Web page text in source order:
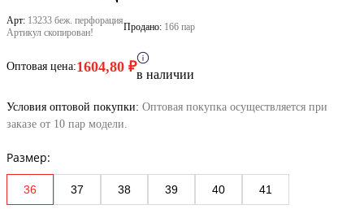
Арт: 13233 беж. перфорация
Артикул скопирован!
Продано: 166 пар
Оптовая цена:1604,80 ₽в наличии
Условия оптовой покупки: Оптовая покупка осуществляется при
заказе от 10 пар модели.
Размер:
36 37 38 39 40 41